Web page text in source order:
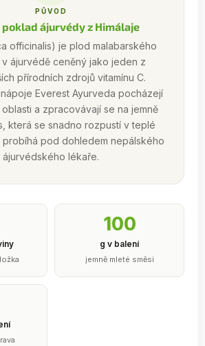
PŮVOD
ájurvédy z Himálaje
officinalis) je plod malabarského
ájurvédě ceněný jako jeden z
přírodních zdrojů vitamínu C.
Everest Ayurveda pocházejí
oblasti a zpracovávají se na jemně
která se snadno rozpustí v teplé
pod dohledem nepálského
ájurvédského lékaře.
100
g v balení
jemně mleté směsi